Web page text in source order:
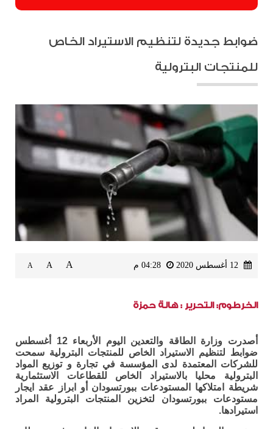
ضوابط جديدة لتنظيم الاستيراد الخاص
للمنتجات البترولية
A
A
A
الخرطوم: التحرير : هالة حمزة
أصدرت وزارة الطاقة والتعدين اليوم الأربعاء 12 أغسطس
ضوابط لتنظيم الاستيراد الخاص للمنتجات البترولية سمحت
للشركات المعتمدة لدى المؤسسة في تجارة و توزيع المواد
البترولية محليا بالاستيراد الخاص للقطاعات الاستثمارية
شريطة امتلاكها المستودعات ببورتسودان أو ابراز عقد ايجار
مستودعات ببورتسودان لتخزين المنتجات البترولية المراد
استيرادها.